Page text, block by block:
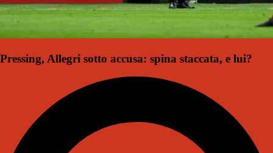
Pressing, Allegri sotto accusa: spina staccata, e lui?